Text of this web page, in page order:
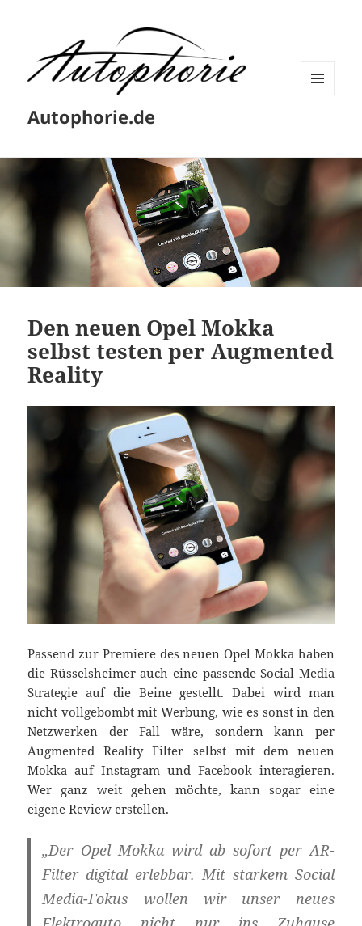
Autophorie.de
Den neuen Opel Mokka
selbst testen per Augmented
Reality
Passend zur Premiere desneuen Opel Mokka haben
die Rüsselsheimer auch eine passende Social Media
Strategie auf die Beine gestellt. Dabei wird man
nicht vollgebombt mit Werbung, wie es sonst in den
Netzwerken der Fall wäre, sondern kann per
Augmented Reality Filter selbst mit dem neuen
Mokka auf Instagram und Facebook interagieren.
Wer ganz weit gehen möchte, kann sogar eine
eigene Review erstellen.
„Der Opel Mokka wird ab sofort per AR-
Filter digital erlebbar. Mit starkem Social
Media-Fokus wollen wir unser neues